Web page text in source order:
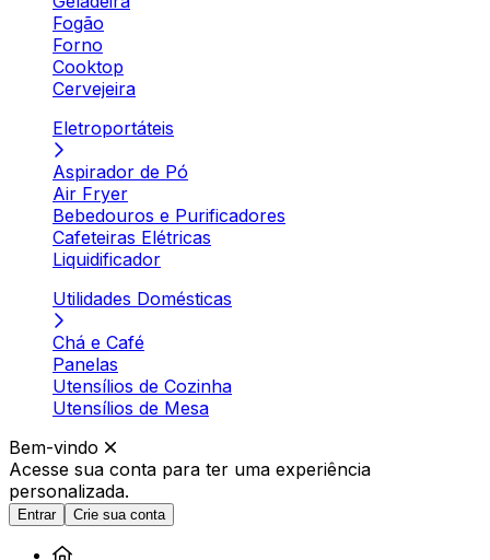
Fogão
Forno
Cooktop
Cervejeira
Eletroportáteis
Aspirador de Pó
Air Fryer
Bebedouros e Purificadores
Cafeteiras Elétricas
Liquidificador
Utilidades Domésticas
Chá e Café
Panelas
Utensílios de Cozinha
Utensílios de Mesa
Bem-vindo
Acesse sua conta para ter uma experiência
personalizada.
Entrar Crie sua conta